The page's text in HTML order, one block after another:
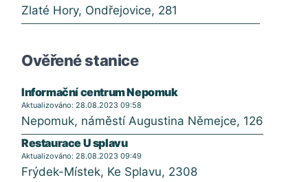
Zlaté Hory, Ondřejovice, 281
Ověřené stanice
Informační centrum Nepomuk
Aktualizováno: 28.08.2023 09:58
Nepomuk, náměstí Augustina Němejce, 126
Restaurace U splavu
Aktualizováno: 28.08.2023 09:49
Frýdek-Místek, Ke Splavu, 2308